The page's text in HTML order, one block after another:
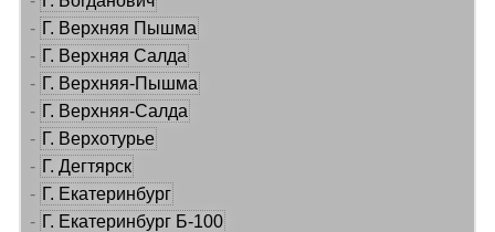
- Г. Верхняя Пышма
- Г. Верхняя Салда
- Г. Верхняя-Пышма
- Г. Верхняя-Салда
- Г. Верхотурье
- Г. Дегтярск
- Г. Екатеринбург
- Г. Екатеринбург Б-100